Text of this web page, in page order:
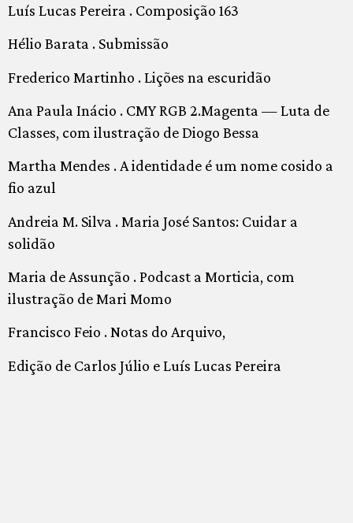
Luís Lucas Pereira . Composição 163
Hélio Barata . Submissão
Frederico Martinho . Lições na escuridão
Ana Paula Inácio . CMY RGB 2.Magenta — Luta de
Classes, com ilustração de Diogo Bessa
Martha Mendes . A identidade é um nome cosido a
fio azul
Andreia M. Silva . Maria José Santos: Cuidar a
solidão
Maria de Assunção . Podcast a Morticia, com
ilustração de Mari Momo
Francisco Feio . Notas do Arquivo,
Edição de Carlos Júlio e Luís Lucas Pereira